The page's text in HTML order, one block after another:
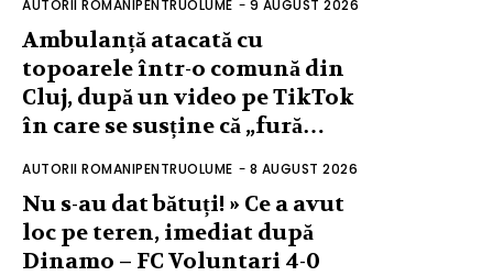
AUTORII ROMANIPENTRUOLUME - 9 AUGUST 2026
Ambulanță atacată cu
topoarele într-o comună din
Cluj, după un video pe TikTok
în care se susține că „fură…
AUTORII ROMANIPENTRUOLUME - 8 AUGUST 2026
Nu s-au dat bătuți! » Ce a avut
loc pe teren, imediat după
Dinamo – FC Voluntari 4-0